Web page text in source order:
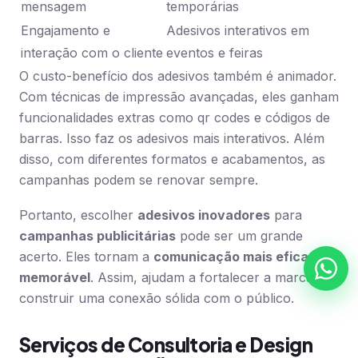
mensagem
temporárias
Engajamento e
interação com o cliente
Adesivos interativos em
eventos e feiras
O custo-benefício dos adesivos também é animador.
Com técnicas de impressão avançadas, eles ganham
funcionalidades extras como qr codes e códigos de
barras. Isso faz os adesivos mais interativos. Além
disso, com diferentes formatos e acabamentos, as
campanhas podem se renovar sempre.
Portanto, escolher adesivos inovadores para
campanhas publicitárias pode ser um grande
acerto. Eles tornam a comunicação mais eficaz e
memorável. Assim, ajudam a fortalecer a marca e a
construir uma conexão sólida com o público.
Serviços de Consultoria e Design